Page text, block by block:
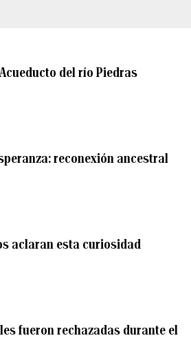
del río Piedras
reconexión ancestral
aclaran esta curiosidad
fueron rechazadas durante el